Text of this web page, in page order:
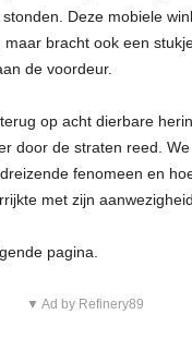
Deze mobiele
bracht ook een
de voordeur.
op acht dierbare
door de straten reed.
fenomeen en
met zijn aanwezigheid.
pagina.
▼ Ad by Refinery89